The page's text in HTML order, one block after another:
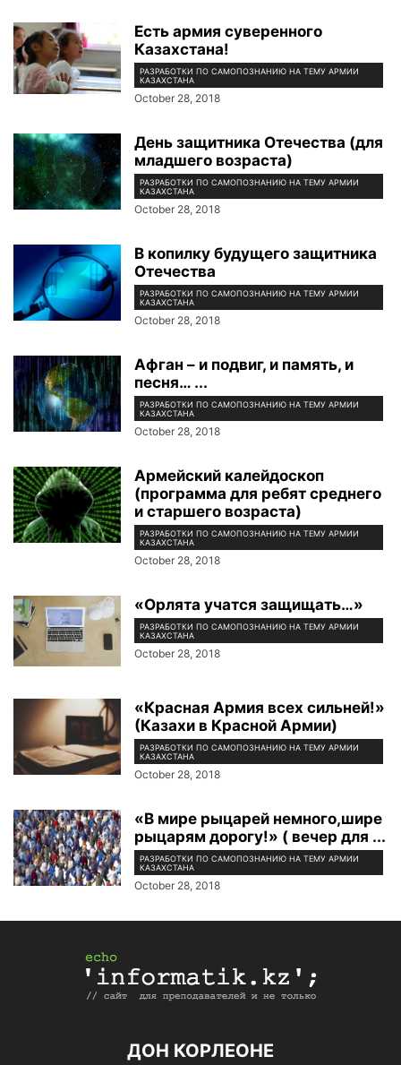
Есть армия суверенного
Казахстана!
РАЗРАБОТКИ ПО САМОПОЗНАНИЮ НА ТЕМУ АРМИИ
КАЗАХСТАНА
October 28, 2018
День защитника Отечества (для
младшего возраста)
РАЗРАБОТКИ ПО САМОПОЗНАНИЮ НА ТЕМУ АРМИИ
КАЗАХСТАНА
October 28, 2018
В копилку будущего защитника
Отечества
РАЗРАБОТКИ ПО САМОПОЗНАНИЮ НА ТЕМУ АРМИИ
КАЗАХСТАНА
October 28, 2018
Афган – и подвиг, и память, и
песня… ...
РАЗРАБОТКИ ПО САМОПОЗНАНИЮ НА ТЕМУ АРМИИ
КАЗАХСТАНА
October 28, 2018
Армейский калейдоскоп
(программа для ребят среднего
и старшего возраста)
РАЗРАБОТКИ ПО САМОПОЗНАНИЮ НА ТЕМУ АРМИИ
КАЗАХСТАНА
October 28, 2018
«Орлята учатся защищать…»
РАЗРАБОТКИ ПО САМОПОЗНАНИЮ НА ТЕМУ АРМИИ
КАЗАХСТАНА
October 28, 2018
«Красная Армия всех сильней!»
(Казахи в Красной Армии)
РАЗРАБОТКИ ПО САМОПОЗНАНИЮ НА ТЕМУ АРМИИ
КАЗАХСТАНА
October 28, 2018
«В мире рыцарей немного,шире
рыцарям дорогу!» ( вечер для ...
РАЗРАБОТКИ ПО САМОПОЗНАНИЮ НА ТЕМУ АРМИИ
КАЗАХСТАНА
October 28, 2018
ДОН КОРЛЕОНЕ